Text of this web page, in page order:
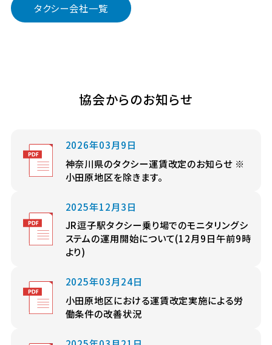
タクシー会社一覧
協会からのお知らせ
2026年03月9日
神奈川県のタクシー運賃改定のお知らせ ※
小田原地区を除きます。
2025年12月3日
JR逗子駅タクシー乗り場でのモニタリングシ
ステムの運用開始について(12月9日午前9時
より)
2025年03月24日
小田原地区における運賃改定実施による労
働条件の改善状況